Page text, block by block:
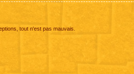
tout n'est pas mauvais.